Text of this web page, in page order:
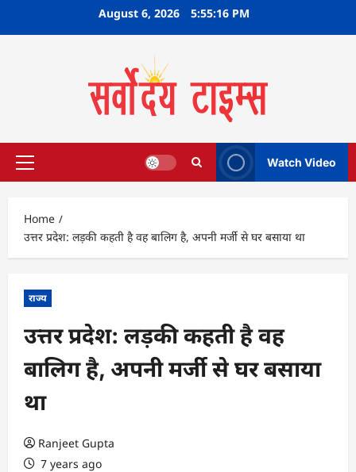
August 6, 2026 5:55:16 PM
Primary
Watch Video
Home
उत्तर प्रदेश: लड़की कहती है वह बालिग है, अपनी मर्जी से घर बसाया था
राज्य
उत्तर प्रदेश: लड़की कहती है वह
बालिग है, अपनी मर्जी से घर बसाया
था
Ranjeet Gupta
7 years ago